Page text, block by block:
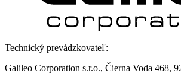
Technický prevádzkovateľ:
Galileo Corporation s.r.o., Čierna Voda 468,